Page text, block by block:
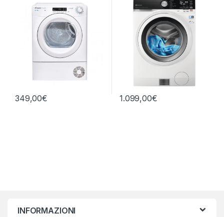
349,00€ 1.099,00€
INFORMAZIONI